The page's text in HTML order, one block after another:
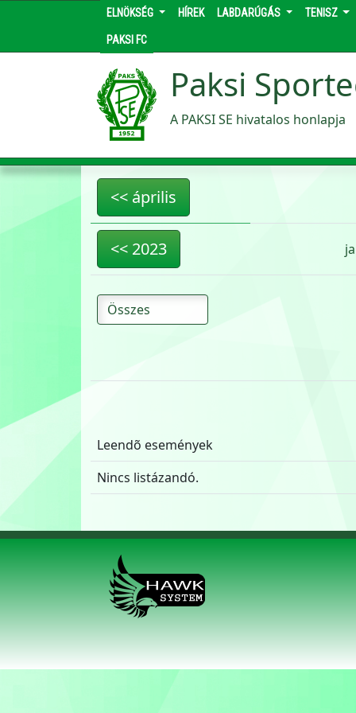
ELNÖKSÉG HÍREK LABDARÚGÁS TENISZ
PAKSI FC
Paksi
A PAKSI SE hivatalos honlapja
<< április
<< 2023
Leendõ események
Nincs listázandó.